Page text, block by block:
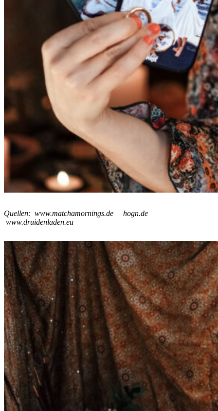
Quellen: www.matchamornings.de hogn.de
www.druidenladen.eu